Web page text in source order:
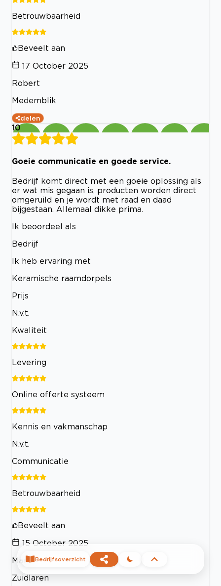
Betrouwbaarheid
Beveelt aan
17 October 2025
Robert
Medemblik
delen
10
Goeie communicatie en goede service.
Bedrijf komt direct met een goeie oplossing als
er wat mis gegaan is, producten worden direct
omgeruild en je wordt met raad en daad
bijgestaan. Allemaal dikke prima.
Ik beoordeel als
Bedrijf
Ik heb ervaring met
Keramische raamdorpels
Prijs
N.v.t.
Kwaliteit
Levering
Online offerte systeem
Kennis en vakmanschap
N.v.t.
Communicatie
Betrouwbaarheid
Beveelt aan
15 October 2025
Mark
Zuidlaren
Bedrijfsoverzicht